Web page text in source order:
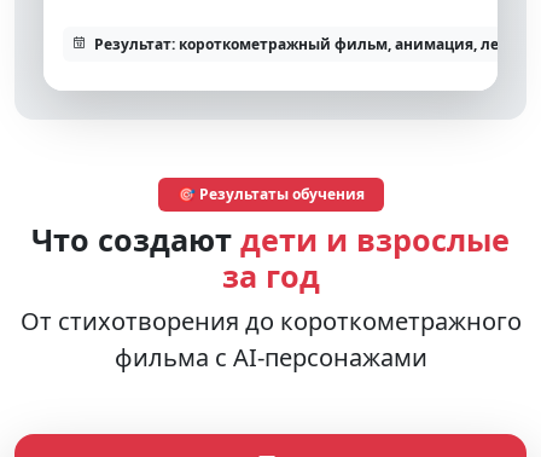
Результат: короткометражный фильм, анимация,
🎯 Результаты обучения
Что создают дети и взрослые
за год
От стихотворения до короткометражного
фильма с AI-персонажами